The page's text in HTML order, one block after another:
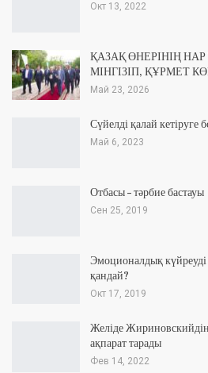
Окт 13, 2022
ҚАЗАҚ ӨНЕРІНІҢ
МІНГІЗІП, ҚҰРМЕТ
Май 23, 2026
Сүйелді қалай кетіруге
Май 6, 2023
Отбасы – тәрбие бастауы
Сен 25, 2019
Эмоционалдық
қандай?
Окт 17, 2019
Желіде
ақпарат тарады
Фев 14, 2022